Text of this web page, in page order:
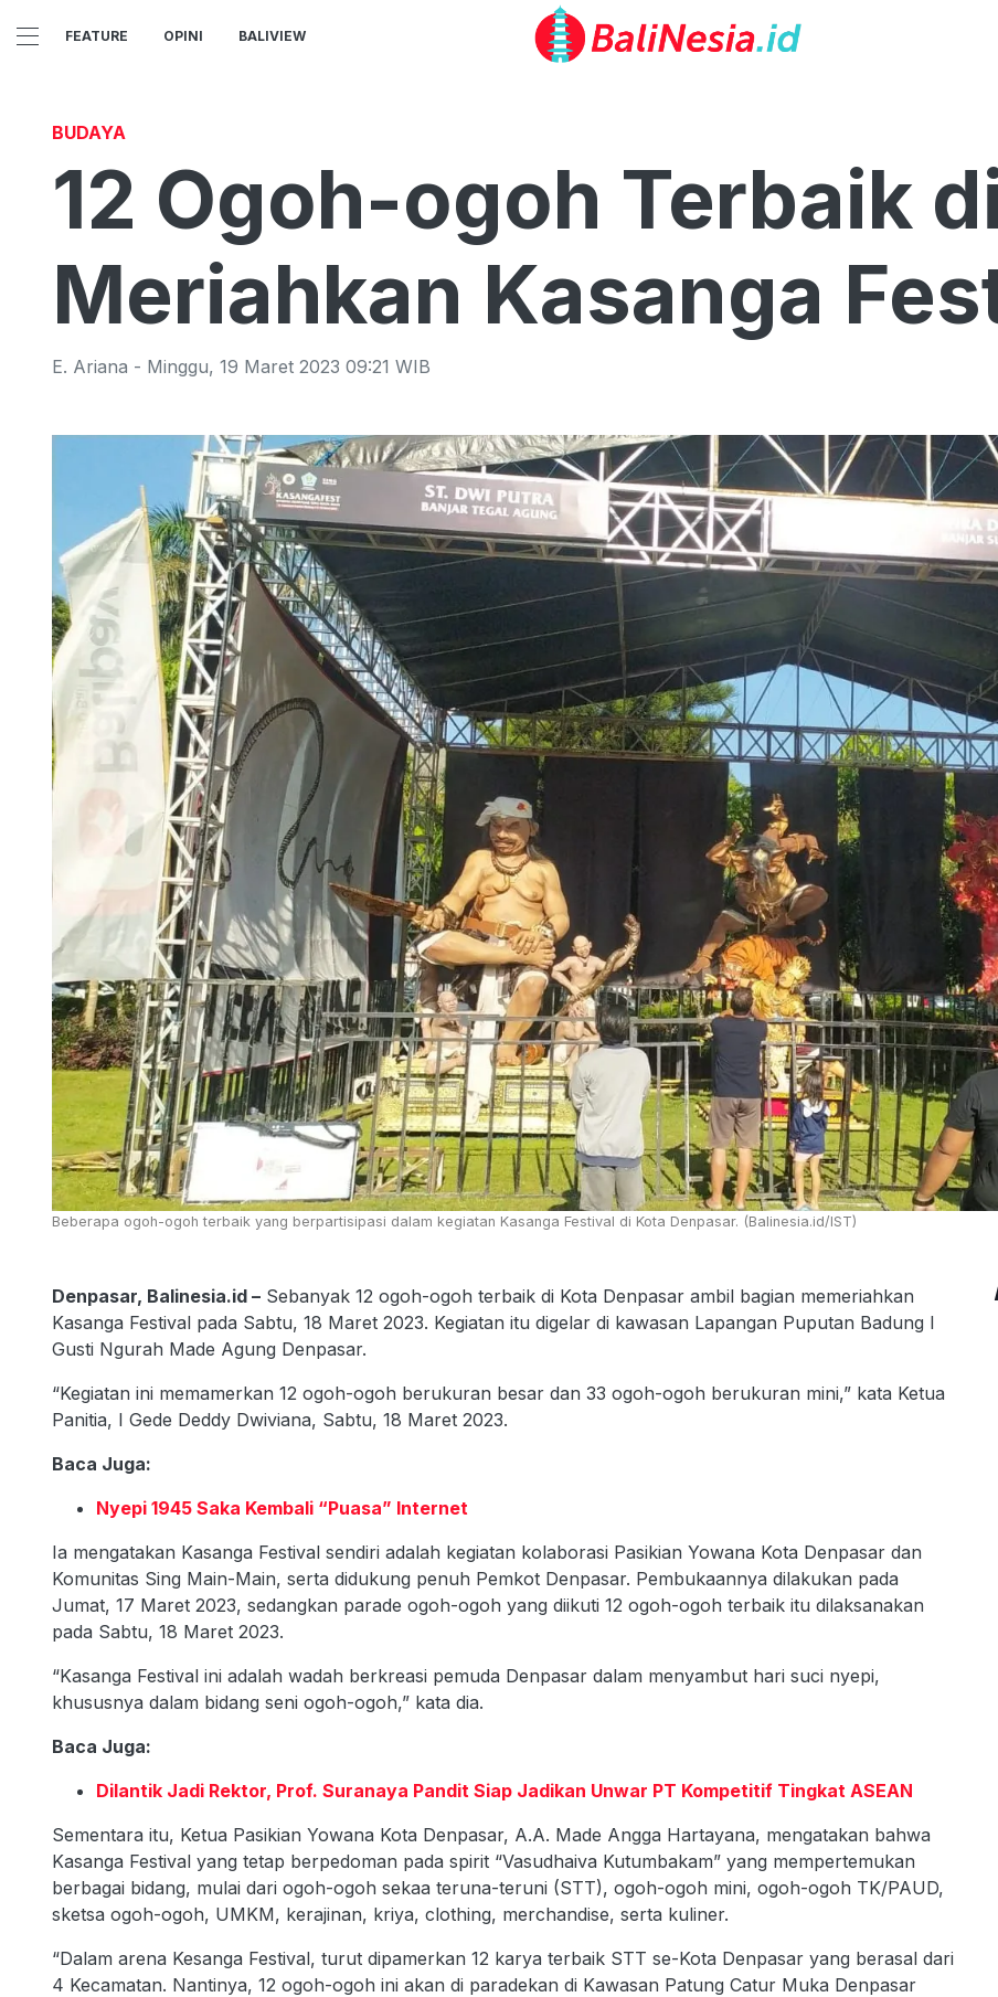
FEATURE OPINI BALIVIEW
BUDAYA
12 Ogoh-ogoh Terbaik
Meriahkan Kasanga
E. Ariana - Minggu, 19 Maret 2023 09:21 WIB
Beberapa ogoh-ogoh terbaik yang berpartisipasi dalam kegiatan Kasanga Festival di Kota Denpasar. (Balinesia.id/IST)
Denpasar, Balinesia.id – Sebanyak 12 ogoh-ogoh terbaik di Kota Denpasar ambil bagian memeriahkan
Kasanga Festival pada Sabtu, 18 Maret 2023. Kegiatan itu digelar di kawasan Lapangan Puputan Badung I
Gusti Ngurah Made Agung Denpasar.
“Kegiatan ini memamerkan 12 ogoh-ogoh berukuran besar dan 33 ogoh-ogoh berukuran mini,” kata Ketua
Panitia, I Gede Deddy Dwiviana, Sabtu, 18 Maret 2023.
Baca Juga:
Nyepi 1945 Saka Kembali “Puasa” Internet
Ia mengatakan Kasanga Festival sendiri adalah kegiatan kolaborasi Pasikian Yowana Kota Denpasar dan
Komunitas Sing Main-Main, serta didukung penuh Pemkot Denpasar. Pembukaannya dilakukan pada
Jumat, 17 Maret 2023, sedangkan parade ogoh-ogoh yang diikuti 12 ogoh-ogoh terbaik itu dilaksanakan
pada Sabtu, 18 Maret 2023.
“Kasanga Festival ini adalah wadah berkreasi pemuda Denpasar dalam menyambut hari suci nyepi,
khususnya dalam bidang seni ogoh-ogoh,” kata dia.
Baca Juga:
Dilantik Jadi Rektor, Prof. Suranaya Pandit Siap Jadikan Unwar PT Kompetitif Tingkat ASEAN
Sementara itu, Ketua Pasikian Yowana Kota Denpasar, A.A. Made Angga Hartayana, mengatakan bahwa
Kasanga Festival yang tetap berpedoman pada spirit “Vasudhaiva Kutumbakam” yang mempertemukan
berbagai bidang, mulai dari ogoh-ogoh sekaa teruna-teruni (STT), ogoh-ogoh mini, ogoh-ogoh TK/PAUD,
sketsa ogoh-ogoh, UMKM, kerajinan, kriya, clothing, merchandise, serta kuliner.
“Dalam arena Kesanga Festival, turut dipamerkan 12 karya terbaik STT se-Kota Denpasar yang berasal dari
4 Kecamatan. Nantinya, 12 ogoh-ogoh ini akan di paradekan di Kawasan Patung Catur Muka Denpasar